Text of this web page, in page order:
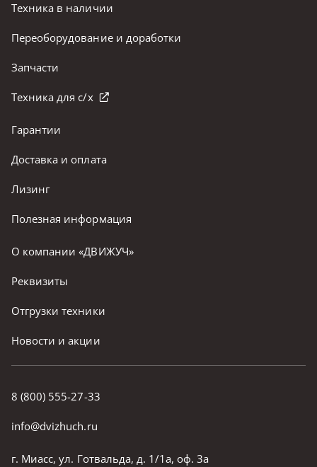
8 (800) 555-27-33
info@dvizhuch.ru
г. Миасс, ул. Готвальда, д. 1/1а, оф. 3а
Техника в наличии
Переоборудование и доработки
Запчасти
Техника для с/х
Гарантии
Доставка и оплата
Лизинг
Полезная информация
О компании «ДВИЖУЧ»
Реквизиты
Отгрузки техники
Новости и акции